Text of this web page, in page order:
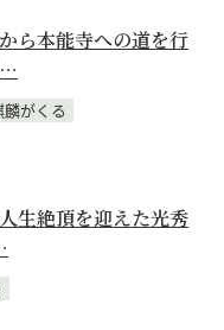
ら本能寺への道を行
…
麟がくる
生絶頂を迎えた光秀